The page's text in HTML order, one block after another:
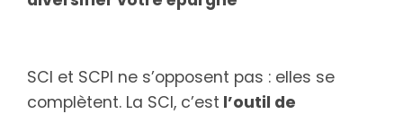
SCI et SCPI ne s’opposent pas : elles se
complètent. La SCI, c’est l’outil de